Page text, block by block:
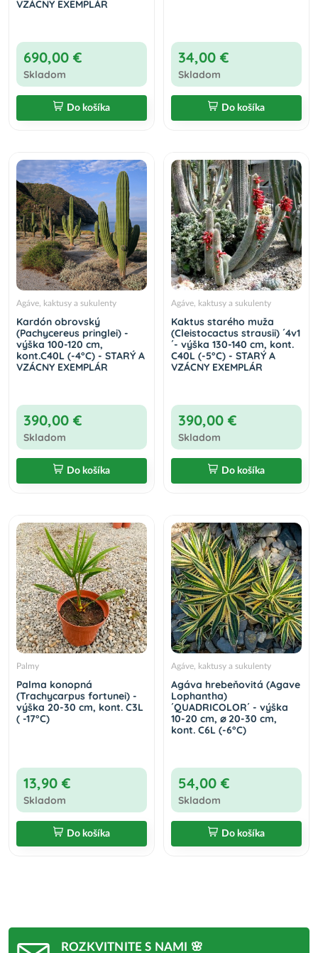
VZÁCNY EXEMPLÁR
690,00 €
Skladom
Do košíka
34,00 €
Skladom
Do košíka
Agáve, kaktusy a sukulenty
Kardón obrovský
(Pachycereus pringlei) -
výška 100-120 cm,
kont.C40L (-4°C) - STARÝ A
VZÁCNY EXEMPLÁR
390,00 €
Skladom
Do košíka
Agáve, kaktusy a sukulenty
Kaktus starého muža
(Cleistocactus strausii) ´4v1
´- výška 130-140 cm, kont.
C40L (-5°C) - STARÝ A
VZÁCNY EXEMPLÁR
390,00 €
Skladom
Do košíka
Palmy
Palma konopná
(Trachycarpus fortunei) -
výška 20-30 cm, kont. C3L
( -17°C)
13,90 €
Skladom
Do košíka
Agáve, kaktusy a sukulenty
Agáva hrebeňovitá (Agave
Lophantha)
´QUADRICOLOR´ - výška
10-20 cm, ⌀ 20-30 cm,
kont. C6L (-6°C)
54,00 €
Skladom
Do košíka
ROZKVITNITE S NAMI 🌸